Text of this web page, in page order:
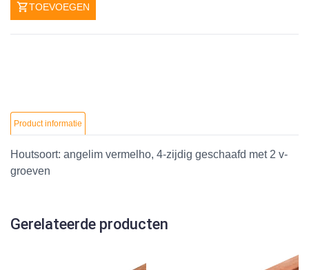
TOEVOEGEN
Product informatie
Houtsoort: angelim vermelho, 4-zijdig geschaafd met 2 v-
groeven
Gerelateerde producten